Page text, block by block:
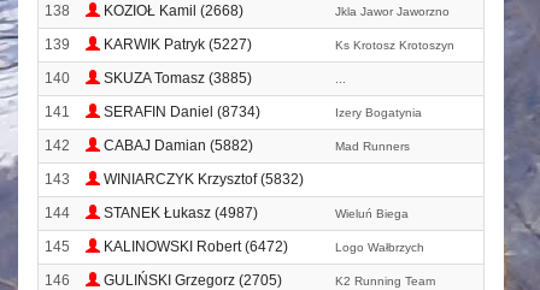
138 KOZIOŁ Kamil (2668) Jkla Jawor Jaworzno
139 KARWIK Patryk (5227) Ks Krotosz Krotoszyn
140 SKUZA Tomasz (3885)
141 SERAFIN Daniel (8734) Izery Bogatynia
142 CABAJ Damian (5882) Mad Runners
143
WINIARCZYK Krzysztof (5832)
144
STANEK Łukasz (4987) Wieluń Biega
145 KALINOWSKI Robert (6472) Logo Wałbrzych
146 GULIŃSKI Grzegorz (2705) K2 Running Team